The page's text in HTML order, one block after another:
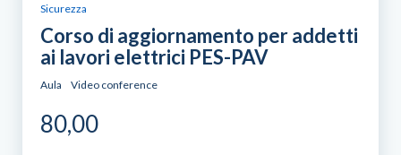
Sicurezza
Corso di aggiornamento per addetti
ai lavori elettrici PES-PAV
Aula Video conference
80,00